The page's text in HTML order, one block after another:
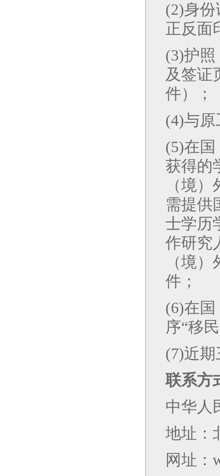
(2)身份
正反面
(3)护照
及签证
件）；
(4)与原
(5)在国
获得的
（境
需提供
士学历
作研究
（境
件；
(6)在国
序“移
(7)近期
联系方
中华人
地址：
网址：